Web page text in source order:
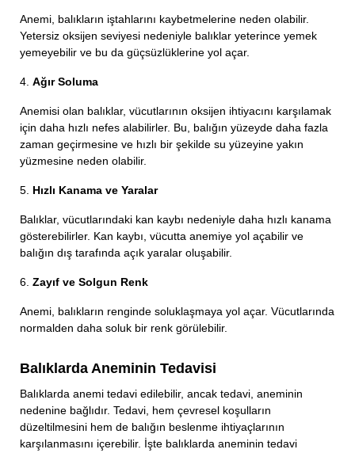
Anemi, balıkların iştahlarını kaybetmelerine neden olabilir.
Yetersiz oksijen seviyesi nedeniyle balıklar yeterince yemek
yemeyebilir ve bu da güçsüzlüklerine yol açar.
4. Ağır Soluma
Anemisi olan balıklar, vücutlarının oksijen ihtiyacını karşılamak
için daha hızlı nefes alabilirler. Bu, balığın yüzeyde daha fazla
zaman geçirmesine ve hızlı bir şekilde su yüzeyine yakın
yüzmesine neden olabilir.
5. Hızlı Kanama ve Yaralar
Balıklar, vücutlarındaki kan kaybı nedeniyle daha hızlı kanama
gösterebilirler. Kan kaybı, vücutta anemiye yol açabilir ve
balığın dış tarafında açık yaralar oluşabilir.
6. Zayıf ve Solgun Renk
Anemi, balıkların renginde soluklaşmaya yol açar. Vücutlarında
normalden daha soluk bir renk görülebilir.
Balıklarda Aneminin Tedavisi
Balıklarda anemi tedavi edilebilir, ancak tedavi, aneminin
nedenine bağlıdır. Tedavi, hem çevresel koşulların
düzeltilmesini hem de balığın beslenme ihtiyaçlarının
karşılanmasını içerebilir. İşte balıklarda aneminin tedavi